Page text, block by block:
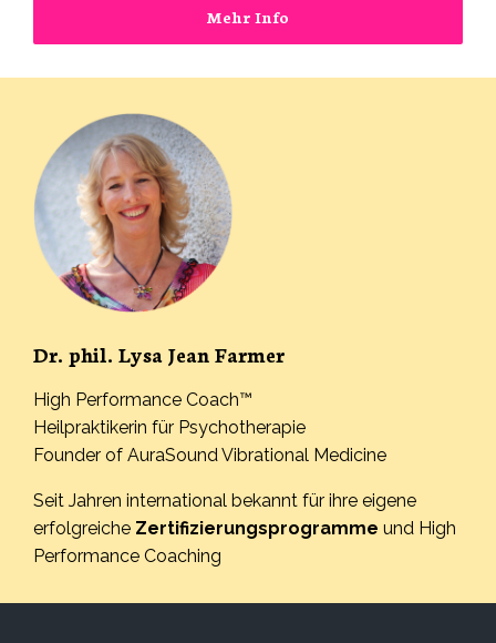
Mehr Info
Dr. phil. Lysa Jean Farmer
High Performance Coach™
Heilpraktikerin für Psychotherapie
Founder of AuraSound Vibrational Medicine
Seit Jahren international bekannt für ihre eigene
erfolgreiche Zertifizierungsprogramme und High
Performance Coaching